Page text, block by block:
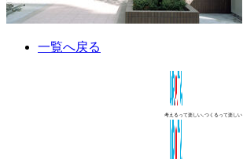
一覧へ戻る
考えるって楽しい､つくるって楽しい